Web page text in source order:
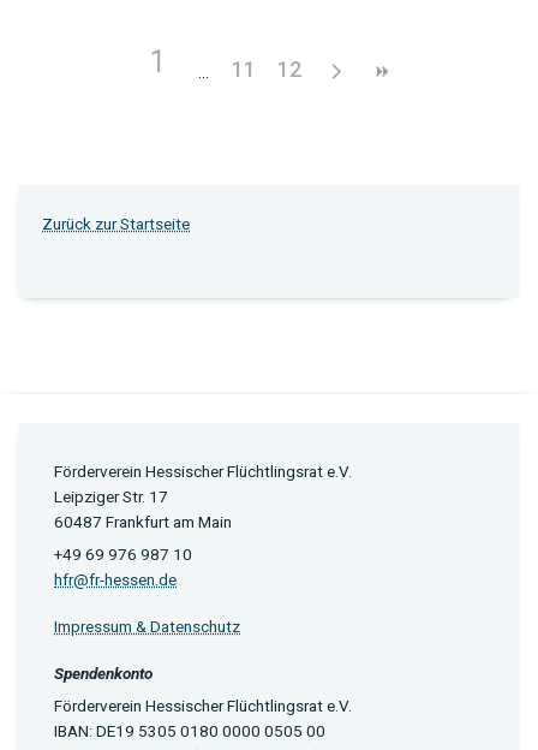
1 11 12
Zurück zur Startseite
Förderverein Hessischer Flüchtlingsrat e.V.
Leipziger Str. 17
60487 Frankfurt am Main
+49 69 976 987 10
hfr@fr-hessen.de
Impressum & Datenschutz
Spendenkonto
Förderverein Hessischer Flüchtlingsrat e.V.
IBAN: DE19 5305 0180 0000 0505 00